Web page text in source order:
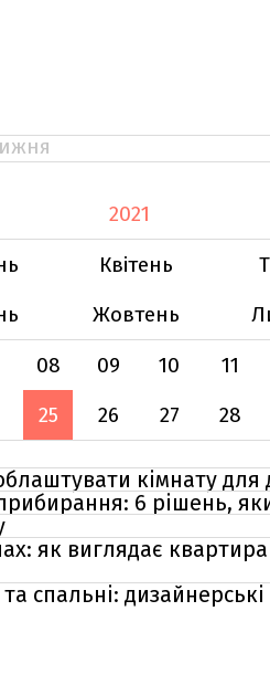
2021
Квітень
Жовтень
08 09 10 11
25 26 27 28
кімнату для
6 рішень,
як виглядає
спальні: